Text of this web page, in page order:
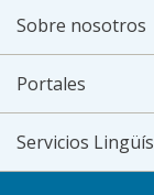
Sobre nosotros
Portales
Servicios